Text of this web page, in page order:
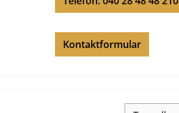
Kontaktformular